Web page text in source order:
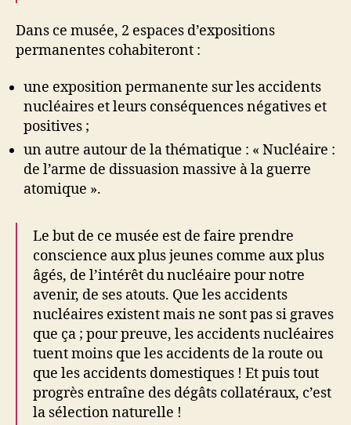
Dans ce musée, 2 espaces d’expositions
permanentes cohabiteront :
une exposition permanente sur les accidents
nucléaires et leurs conséquences négatives et
positives ;
un autre autour de la thématique : « Nucléaire :
de l’arme de dissuasion massive à la guerre
atomique ».
Le but de ce musée est de faire prendre
conscience aux plus jeunes comme aux plus
âgés, de l’intérêt du nucléaire pour notre
avenir, de ses atouts. Que les accidents
nucléaires existent mais ne sont pas si graves
que ça ; pour preuve, les accidents nucléaires
tuent moins que les accidents de la route ou
que les accidents domestiques ! Et puis tout
progrès entraîne des dégâts collatéraux, c’est
la sélection naturelle !